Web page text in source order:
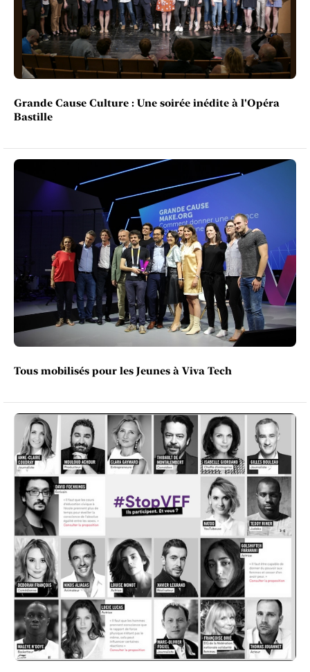
Grande Cause Culture : Une soirée inédite à l'Opéra
Bastille
Tous mobilisés pour les Jeunes à Viva Tech